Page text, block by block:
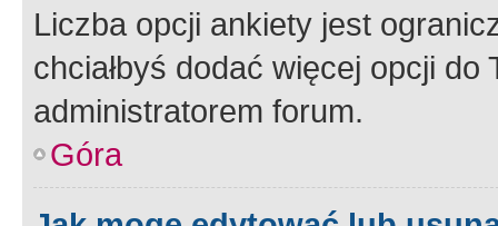
Liczba opcji ankiety jest
chciałbyś dodać więcej opcji
administratorem forum.
Góra